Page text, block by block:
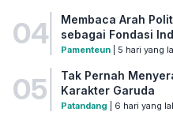
04
Membaca Arah
sebagai Fondasi
Pamenteun| 5 hari yang
05
Tak Pernah
Karakter Garuda
Patandang | 6 hari yang